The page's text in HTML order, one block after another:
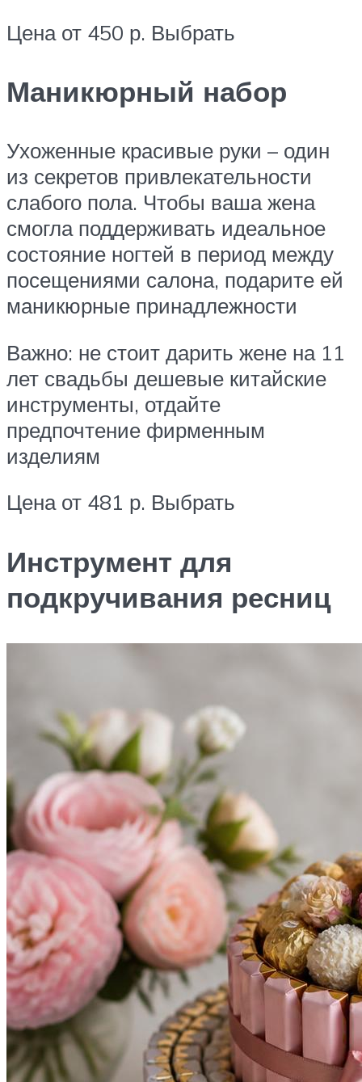
Цена от 450 р. Выбрать
Маникюрный набор
Ухоженные красивые руки – один
из секретов привлекательности
слабого пола. Чтобы ваша жена
смогла поддерживать идеальное
состояние ногтей в период между
посещениями салона, подарите ей
маникюрные принадлежности
Важно: не стоит дарить жене на 11
лет свадьбы дешевые китайские
инструменты, отдайте
предпочтение фирменным
изделиям
Цена от 481 р. Выбрать
Инструмент для
подкручивания ресниц